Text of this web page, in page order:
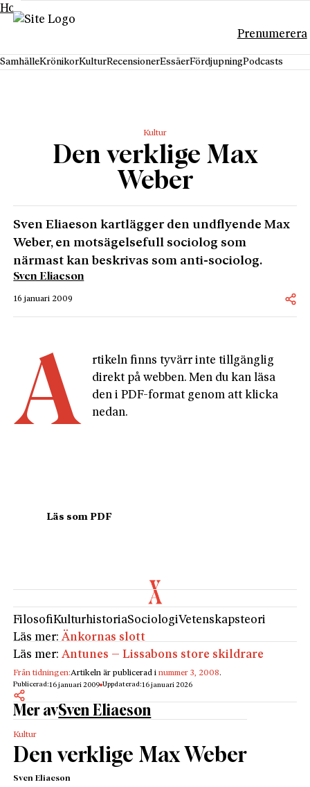
Hoppa till innehåll
Prenumerera
SamhälleKrönikorKulturRecensionerEssäerFördjupningPodcasts
Kultur
Den verklige Max
Weber
Sven Eliaeson kartlägger den undflyende Max
Weber, en motsägelsefull sociolog som
närmast kan beskrivas som anti-sociolog.
Sven Eliaeson
16 januari 2009
A
rtikeln finns tyvärr inte tillgänglig
direkt på webben. Men du kan läsa
den i PDF-format genom att klicka
nedan.
FilosofiKulturhistoriaSociologiVetenskapsteori
Läs mer:Änkornas slott
Läs mer:Antunes – Lissabons store skildrare
Från tidningen:Artikeln är publicerad inummer 3, 2008.
Publicerad:16 januari 2009 Uppdaterad:16 januari 2026
Mer avSven Eliaeson
Kultur
Den verklige Max Weber
Sven Eliaeson